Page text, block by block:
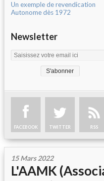
Un exemple de revendication
Autonome dès 1972
Newsletter
FACEBOOK TWITTER RSS
15 Mars 2022
L'AAMK